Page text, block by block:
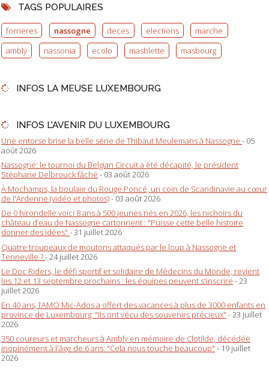
TAGS POPULAIRES
forrieres nassogne deces elections
marche
ambly
nassonia ecolo masblette masbourg
INFOS LA MEUSE LUXEMBOURG
INFOS L'AVENIR DU LUXEMBOURG
Une entorse brise la belle série de Thibaut Meulemans à Nassogne - 05
août 2026
Nassogne: le tournoi du Belgian Circuit a été décapité, le président
Stéphane Delbrouck fâché - 03 août 2026
À Mochamps, la boulaie du Rouge Poncé, un coin de Scandinavie au cœur
de l'Ardenne (vidéo et photos)- 03 août 2026
De 0 hirondelle voici 8 ans à 500 jeunes nés en 2026, les nichoirs du
château d’eau de Nassogne cartonnent : "Puisse cette belle histoire
donner des idées" - 31 juillet 2026
Quatre troupeaux de moutons attaqués par le loup à Nassogne et
Tenneville ?- 24 juillet 2026
Le Doc Riders, le défi sportif et solidaire de Médecins du Monde, revient
les 12 et 13 septembre prochains : les équipes peuvent s'inscrire - 23
juillet 2026
En 40 ans, l’AMO Mic-Ados a offert des vacances à plus de 3000 enfants en
province de Luxembourg: "Ils ont vécu des souvenirs précieux" - 23 juillet
2026
350 coureurs et marcheurs à Ambly en mémoire de Clotilde, décédée
inopinément à l'âge de 6 ans: "Cela nous touche beaucoup" - 19 juillet
2026